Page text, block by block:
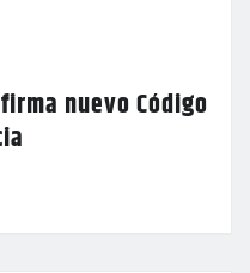
nuevo Código